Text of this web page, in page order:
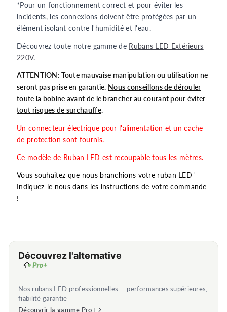
*Pour un fonctionnement correct et pour éviter les
incidents, les connexions doivent être protégées par un
élément isolant contre l'humidité et l'eau.
Découvrez toute notre gamme de Rubans LED Extérieurs
220V.
ATTENTION: Toute mauvaise manipulation ou utilisation ne
seront pas prise en garantie. Nous conseillons de dérouler
toute la bobine avant de le brancher au courant pour éviter
tout risques de surchauffe.
Un connecteur électrique pour l'alimentation et un cache
de protection sont fournis.
Ce modèle de Ruban LED est recoupable tous les mètres.
Vous souhaitez que nous branchions votre ruban LED '
Indiquez-le nous dans les instructions de votre commande
!
Découvrez l'alternative
Nos rubans LED professionnelles — performances supérieures,
fiabilité garantie
Découvrir la gamme Pro+